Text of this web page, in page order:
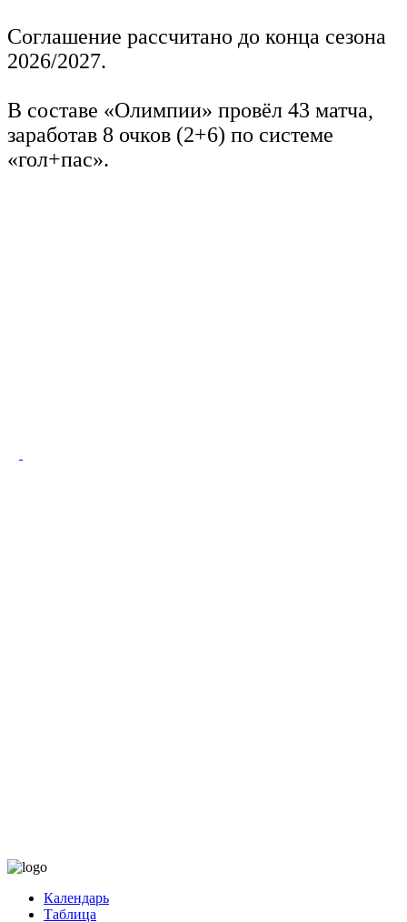
Соглашение рассчитано до конца сезона
2026/2027.
В составе «Олимпии» провёл 43 матча,
заработав 8 очков (2+6) по системе
«гол+пас».
Календарь
Таблица